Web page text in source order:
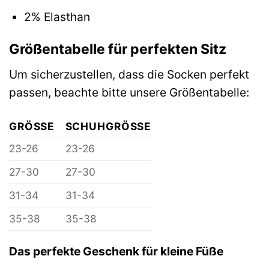
2% Elasthan
Größentabelle für perfekten Sitz
Um sicherzustellen, dass die Socken perfekt
passen, beachte bitte unsere Größentabelle:
GRÖSSE
SCHUHGRÖSSE
23-26
23-26
27-30
27-30
31-34
31-34
35-38
35-38
Das perfekte Geschenk für kleine Füße